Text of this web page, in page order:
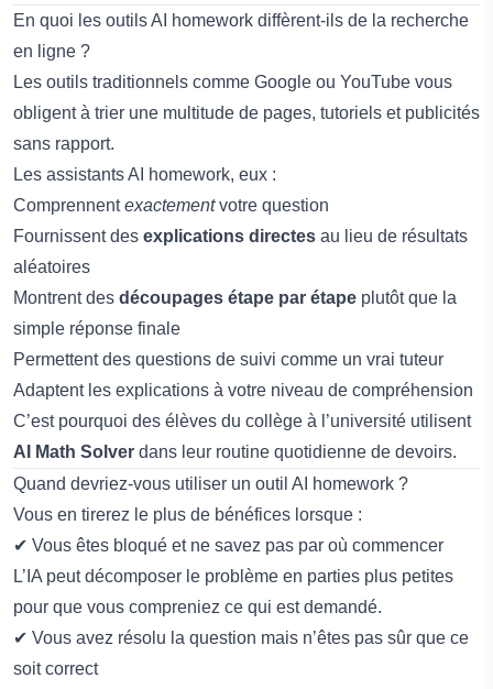
En quoi les outils AI homework diffèrent-ils de la recherche
en ligne ?
Les outils traditionnels comme Google ou YouTube vous
obligent à trier une multitude de pages, tutoriels et publicités
sans rapport.
Les assistants AI homework, eux :
Comprennentexactementvotre question
Fournissent des explications directes au lieu de résultats
aléatoires
Montrent des découpages étape par étape plutôt que la
simple réponse finale
Permettent des questions de suivi comme un vrai tuteur
Adaptent les explications à votre niveau de compréhension
C’est pourquoi des élèves du collège à l’université utilisent
AI Math Solver dans leur routine quotidienne de devoirs.
Quand devriez-vous utiliser un outil AI homework ?
Vous en tirerez le plus de bénéfices lorsque :
✔ Vous êtes bloqué et ne savez pas par où commencer
L’IA peut décomposer le problème en parties plus petites
pour que vous compreniez ce qui est demandé.
✔ Vous avez résolu la question mais n’êtes pas sûr que ce
soit correct